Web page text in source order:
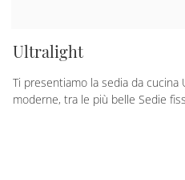
Ultralight
Ti presentiamo la sedia da
moderne, tra le più belle Sedie